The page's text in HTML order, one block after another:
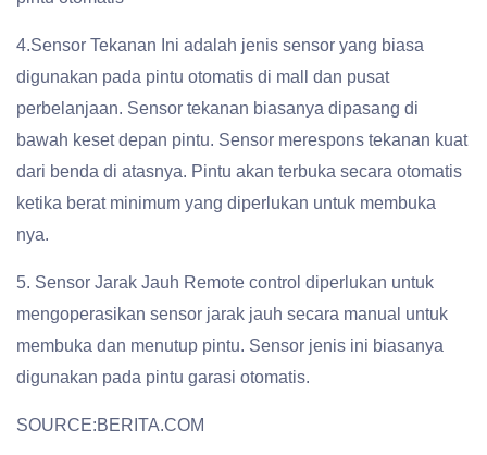
4.Sensor Tekanan Ini adalah jenis sensor yang biasa
digunakan pada pintu otomatis di mall dan pusat
perbelanjaan. Sensor tekanan biasanya dipasang di
bawah keset depan pintu. Sensor merespons tekanan kuat
dari benda di atasnya. Pintu akan terbuka secara otomatis
ketika berat minimum yang diperlukan untuk membuka
nya.
5. Sensor Jarak Jauh Remote control diperlukan untuk
mengoperasikan sensor jarak jauh secara manual untuk
membuka dan menutup pintu. Sensor jenis ini biasanya
digunakan pada pintu garasi otomatis.
SOURCE:BERITA.COM